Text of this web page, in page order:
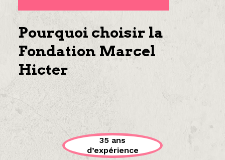
Pourquoi choisir la
Fondation Marcel
Hicter
35 ans
d’expérience